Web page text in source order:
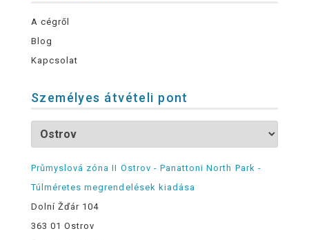
A cégről
Blog
Kapcsolat
Személyes átvételi pont
Průmyslová zóna II Ostrov - Panattoni North Park -
Túlméretes megrendelések kiadása
Dolní Žďár 104
363 01 Ostrov